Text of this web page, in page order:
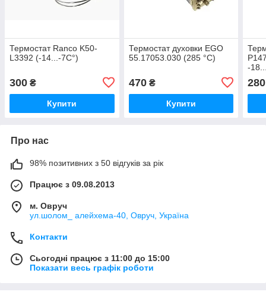
Термостат Ranco K50-
L3392 (-14...-7C°)
300 ₴
Купити
Термостат духовки EGO
55.17053.030 (285 °C)
470₴
Купити
-
280
Про нас
98% позитивних з 50 відгуків за рік
Працює з 09.08.2013
м. Овруч
ул.шолом_ алейхема-40, Овруч, Україна
Контакти
Сьогодні працює з 11:00 до 15:00
Показати весь графік роботи